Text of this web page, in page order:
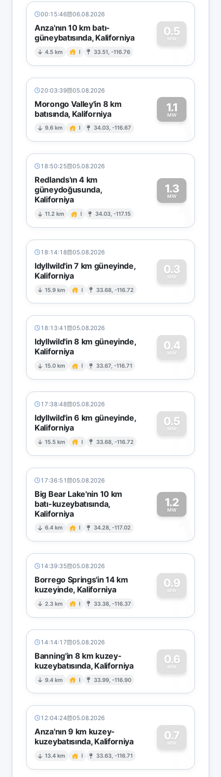
00:15:46 06.08.2026
Anza'nın 10 km batı-
güneybatısında, Kaliforniya
4.5 km I 33.51, -116.76
0.5
MW
0
20:03:39 05.08.2026
Morongo Valley'in 8 km
batısında, Kaliforniya
9.6 km I 34.03, -116.67
1.1
MW1
18:50:25 05.08.2026
Redlands'ın 4 km
güneydoğusunda,
Kaliforniya
11.2 km I 34.03, -117.15
1.3
MW
1
18:14:18 05.08.2026
Idyllwild'in 7 km güneyinde,
Kaliforniya
15.9 km I 33.68, -116.72
0.3
MW
0
18:13:41 05.08.2026
Idyllwild'in 8 km güneyinde,
Kaliforniya
15.0 km I 33.67, -116.71
0.4
MW
0
17:38:48 05.08.2026
Idyllwild'in 6 km güneyinde,
Kaliforniya
15.5 km I 33.68, -116.72
0.5
MW
0
17:36:51 05.08.2026
Big Bear Lake'nin 10 km
batı-kuzeybatısında,
Kaliforniya
6.4 km I 34.28, -117.02
1.2
MW
1
14:39:35 05.08.2026
Borrego Springs'in 14 km
kuzeyinde, Kaliforniya
2.3 km I 33.38, -116.37
0.9
MW
0
14:14:17 05.08.2026
Banning'in 8 km kuzey-
kuzeybatısında, Kaliforniya
9.4 km I 33.99, -116.90
0.6
MW
0
12:04:24 05.08.2026
Anza'nın 9 km kuzey-
kuzeybatısında, Kaliforniya
13.4 km I 33.63, -116.71
0.7
MW
0